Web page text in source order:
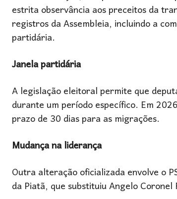
estrita observância aos preceitos da
registros da Assembleia, incluindo a
partidária.
Janela partidária
A legislação eleitoral permite que
durante um período específico. Em
prazo de 30 dias para as migrações.
Mudança na liderança
Outra alteração oficializada envolve o
da Piatã, que substituiu Angelo